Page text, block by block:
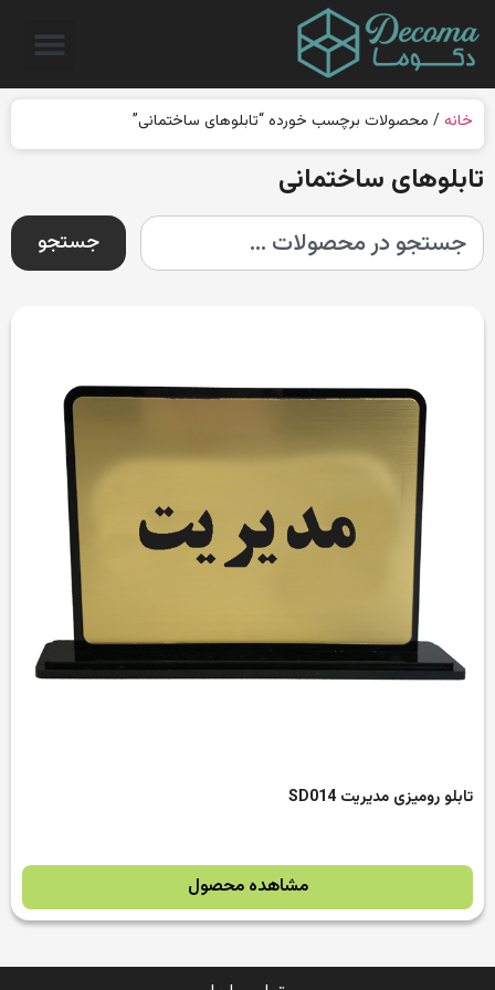
خانه / محصولات برچسب خورده “تابلوهای ساختمانی”
تابلوهای ساختمانی
جستجو
تابلو رومیزی مدیریت SD014
مشاهده محصول